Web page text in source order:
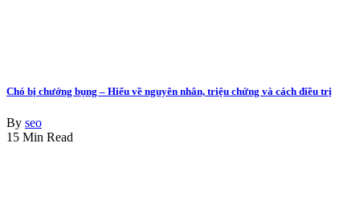
Chó bị chướng bụng – Hiểu về nguyên nhân, triệu chứng và cách điều trị
By seo
15 Min Read